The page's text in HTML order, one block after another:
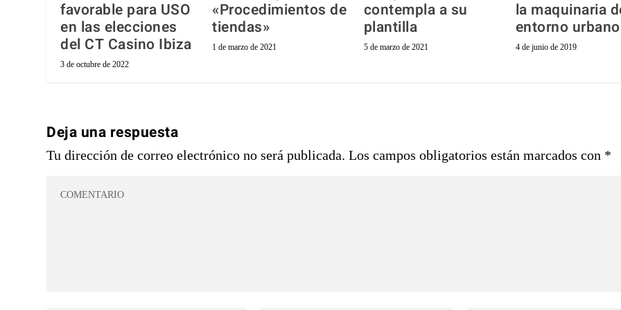
favorable para USO
en las elecciones
del CT Casino Ibiza
3 de octubre de 2022
«Procedimientos de
tiendas»
1 de marzo de 2021
contempla a su
plantilla
5 de marzo de 2021
la maquinaria
entorno urbano
4 de junio de 2019
Deja una respuesta
Tu dirección de correo electrónico no será publicada. Los campos obligatorios están marcados con *